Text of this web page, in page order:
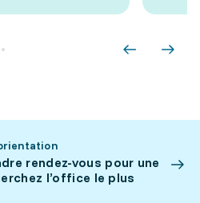
rendez-vous pour une
l’office le plus